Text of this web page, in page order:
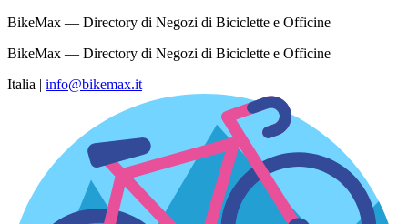
BikeMax — Directory di Negozi di Biciclette e Officine
BikeMax — Directory di Negozi di Biciclette e Officine
Italia | info@bikemax.it